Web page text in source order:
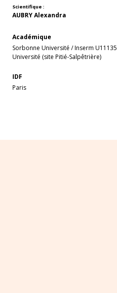
Scientifique :
AUBRY Alexandra
Académique
Sorbonne Université /Inserm U11135
Université (site Pitié-Salpêtrière)
IDF
Paris